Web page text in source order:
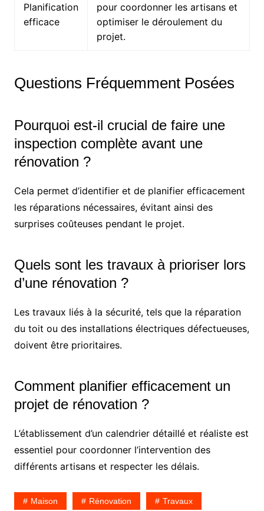
Planification
efficace
pour coordonner les artisans et
optimiser le déroulement du
projet.
Questions Fréquemment Posées
Pourquoi est-il crucial de faire une
inspection complète avant une
rénovation ?
Cela permet d’identifier et de planifier efficacement
les réparations nécessaires, évitant ainsi des
surprises coûteuses pendant le projet.
Quels sont les travaux à prioriser lors
d’une rénovation ?
Les travaux liés à la sécurité, tels que la réparation
du toit ou des installations électriques défectueuses,
doivent être prioritaires.
Comment planifier efficacement un
projet de rénovation ?
L’établissement d’un calendrier détaillé et réaliste est
essentiel pour coordonner l’intervention des
différents artisans et respecter les délais.
Maison Rénovation Travaux